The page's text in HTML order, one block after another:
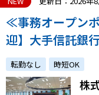
≪事務オープン
迎】大手信託銀
転勤なし 時短OK
株